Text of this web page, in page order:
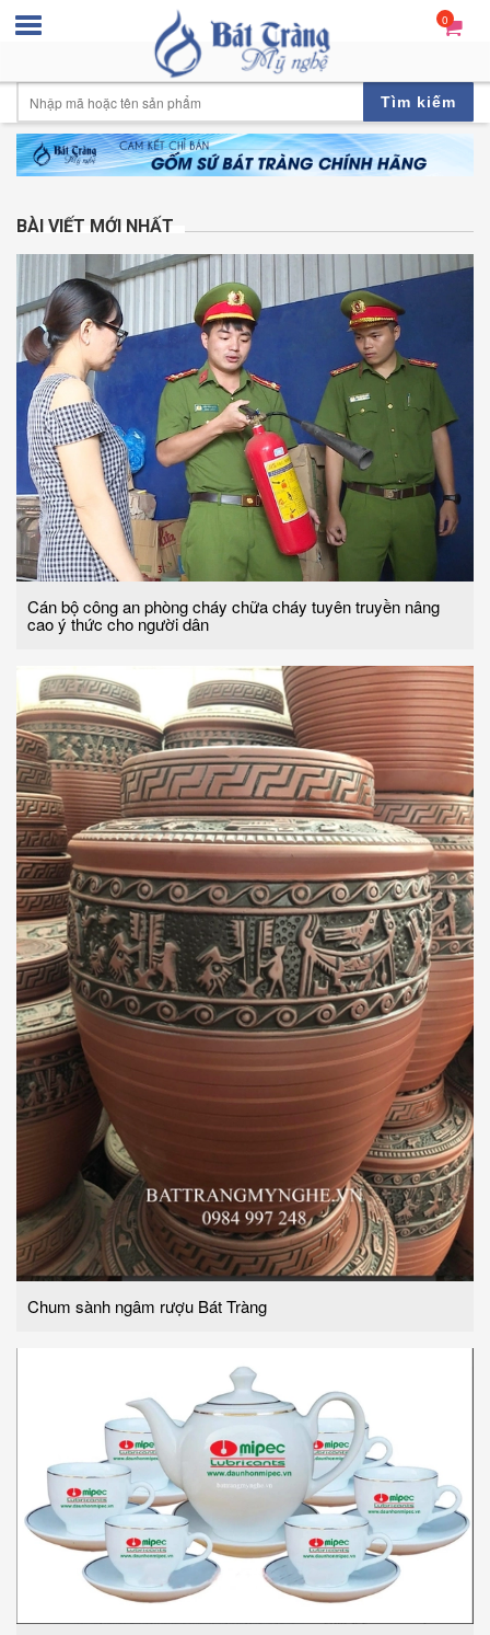
0
Tìm kiếm
BÀI VIẾT MỚI NHẤT
Cán bộ công an phòng cháy chữa cháy tuyên truyền nâng
cao ý thức cho người dân
Chum sành ngâm rượu Bát Tràng